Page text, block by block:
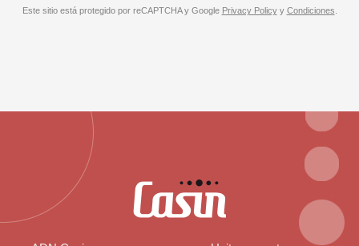
Este sitio está protegido por reCAPTCHA y Google Privacy Policyy Condiciones